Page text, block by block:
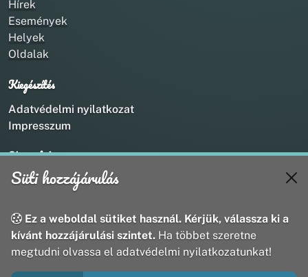
Hírek
Események
Helyek
Oldalak
Kiegészítés
Adatvédelmi nyilatkozat
Impresszum
Kapcsolat
+36 20 211 1888
webmaster@utirany.hu
8419 Csesznek, Vasút u.18.
Süti hozzájárulás
Ez a weboldal sütiket használ. Kérjük, válassza ki a
kívánt hozzájárulási szintet. Ha többet szeretne
megtudni olvassa el adatvédelmi nyilatkozatunkat!